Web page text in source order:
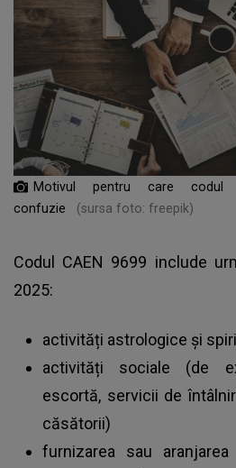
Motivul pentru care
confuzie
(sursa foto: freepik)
Codul CAEN 9699 include
2025:
activități astrologice și
activități sociale (de
escortă, servicii de
căsătorii)
furnizarea sau